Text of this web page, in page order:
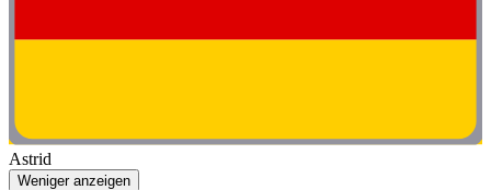
Astrid
Weniger anzeigen